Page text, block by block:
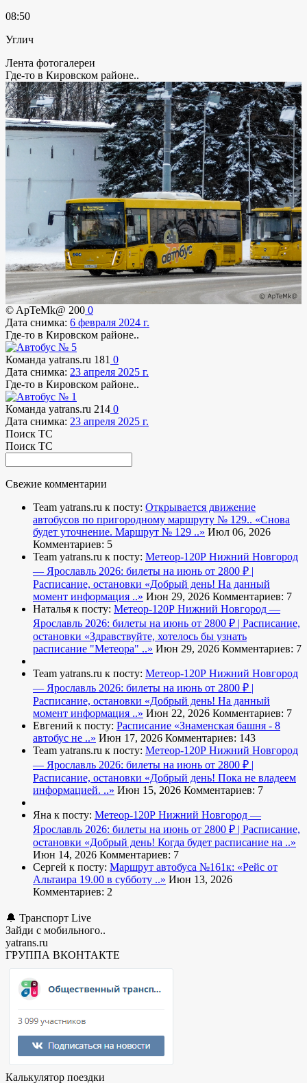
08:50
Углич
Лента фотогалереи
Где-то в Кировском районе..
© ApTeMk@ 200 0
Дата снимка: 6 февраля 2024 г.
Где-то в Кировском районе..
Команда yatrans.ru 181 0
Дата снимка: 23 апреля 2025 г.
Где-то в Кировском районе..
Команда yatrans.ru 214 0
Дата снимка: 23 апреля 2025 г.
Поиск ТС
Поиск ТС
Свежие комментарии
Team yatrans.ru к посту: Открывается движение
автобусов по пригородному маршруту № 129.. «Снова
будет уточнение. Маршрут № 129 ..» Июл 06, 2026
Комментариев: 5
Team yatrans.ru к посту: Метеор-120Р Нижний Новгород
— Ярославль 2026: билеты на июнь от 2800 ₽ |
Расписание, остановки «Добрый день! На данный
момент информация ..» Июн 29, 2026 Комментариев: 7
Наталья к посту: Метеор-120Р Нижний Новгород —
Ярославль 2026: билеты на июнь от 2800 ₽ | Расписание,
остановки «Здравствуйте, хотелось бы узнать
расписание "Метеора" ..» Июн 29, 2026 Комментариев: 7
Team yatrans.ru к посту: Метеор-120Р Нижний Новгород
— Ярославль 2026: билеты на июнь от 2800 ₽ |
Расписание, остановки «Добрый день! На данный
момент информация ..» Июн 22, 2026 Комментариев: 7
Евгений к посту: Расписание «Знаменская башня - 8
автобус не ..» Июн 17, 2026 Комментариев: 143
Team yatrans.ru к посту: Метеор-120Р Нижний Новгород
— Ярославль 2026: билеты на июнь от 2800 ₽ |
Расписание, остановки «Добрый день! Пока не владеем
информацией. ..» Июн 15, 2026 Комментариев: 7
Яна к посту: Метеор-120Р Нижний Новгород —
Ярославль 2026: билеты на июнь от 2800 ₽ | Расписание,
остановки «Добрый день! Когда будет расписание на ..»
Июн 14, 2026 Комментариев: 7
Сергей к посту: Маршрут автобуса №161к: «Рейс от
Альтаира 19.00 в субботу ..» Июн 13, 2026
Комментариев: 2
🔔 Транспорт Live
Зайди с мобильного..
yatrans.ru
ГРУППА ВКОНТАКТЕ
Калькулятор поездки